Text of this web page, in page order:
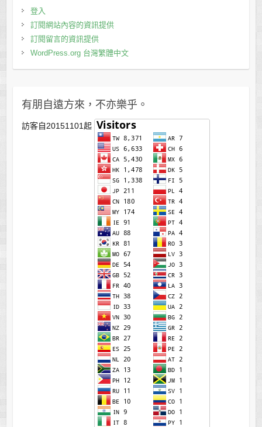
登入
訂閱網站內容的資訊提供
訂閱留言的資訊提供
WordPress.org 台灣繁體中文
有朋自遠方來，不亦樂乎。
訪客自20151101起